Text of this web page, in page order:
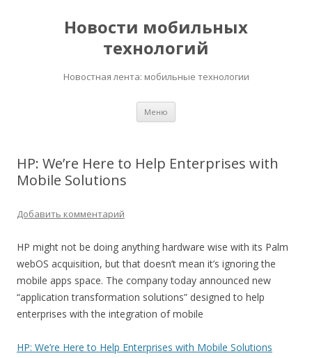
Новости мобильных
технологий
Новостная лента: мобильные технологии
Меню
HP: We’re Here to Help Enterprises with
Mobile Solutions
Добавить комментарий
HP might not be doing anything hardware wise with its Palm
webOS acquisition, but that doesn’t mean it’s ignoring the
mobile apps space. The company today announced new
“application transformation solutions” designed to help
enterprises with the integration of mobile
HP: We’re Here to Help Enterprises with Mobile Solutions